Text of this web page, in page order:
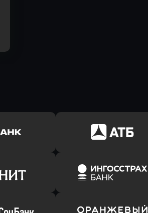
заявку
Оправить заявку
в АТБ Банк
заявку
Оправить заявку